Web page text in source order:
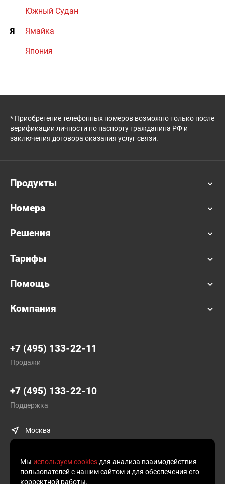
Южный Судан
Я Ямайка
Япония
* Приобретение телефонных номеров возможно только после
верификации личности по паспорту гражданина РФ и
заключения договора оказания услуг связи.
Продукты
Номера
Решения
Тарифы
Помощь
Компания
+7 (495) 133-22-11
Продажи
+7 (495) 133-22-10
Поддержка
Москва
Мы используем cookies для анализа взаимодействия
пользователей с нашим сайтом и для обеспечения его
корректной работы.